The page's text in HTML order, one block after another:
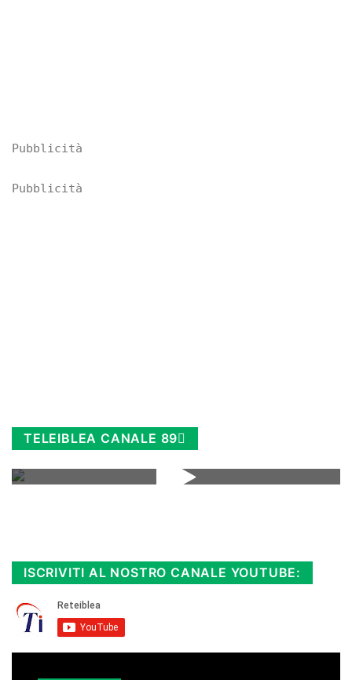
Pubblicità
Pubblicità
TELEIBLEA CANALE 89
ISCRIVITI AL NOSTRO CANALE YOUTUBE: